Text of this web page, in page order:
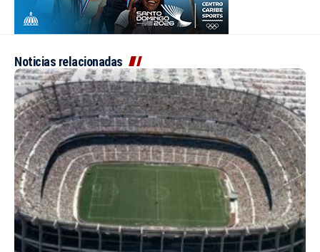
Noticias relacionadas